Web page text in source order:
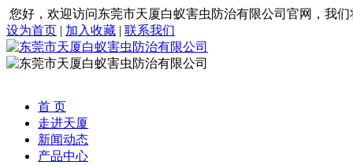
您好，欢迎访问东莞市天厦白蚁害虫防治有限公司官网，我
设为首页 | 加入收藏 | 联系我们
首 页
走进天厦
新闻动态
产品中心